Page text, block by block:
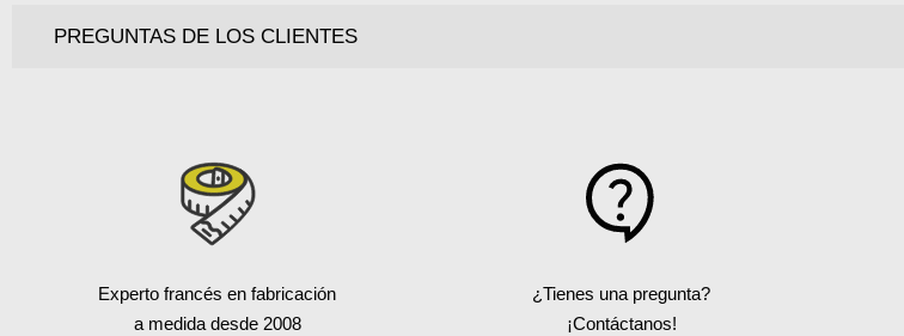
PREGUNTAS DE LOS CLIENTES
Experto francés en fabricación
a medida desde 2008
¿Tienes una pregunta?
¡Contáctanos!